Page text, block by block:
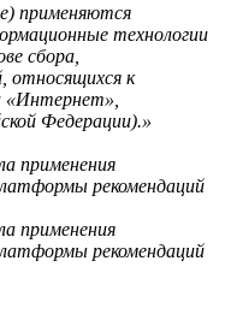
применяются
технологии
сбора,
относящихся к
«Интернет»,
Федерации).»
применения
рекомендаций
применения
рекомендаций